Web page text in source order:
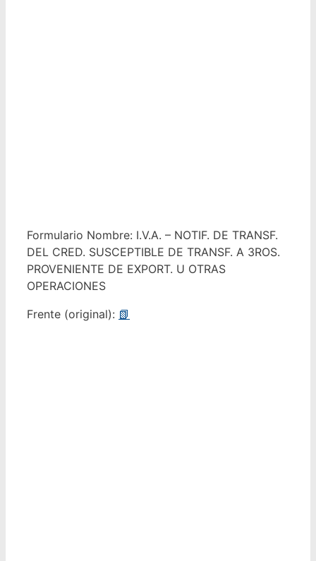
Formulario Nombre: I.V.A. – NOTIF. DE TRANSF.
DEL CRED. SUSCEPTIBLE DE TRANSF. A 3ROS.
PROVENIENTE DE EXPORT. U OTRAS
OPERACIONES
Frente (original): 📗